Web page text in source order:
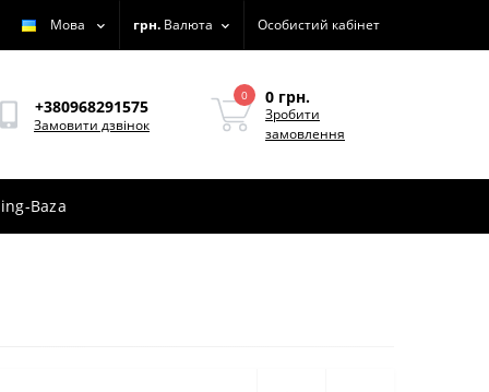
Мова грн. Валюта Особистий кабінет
+380968291575
Замовити дзвінок
0 0 грн.
Зробити
замовлення
Baza